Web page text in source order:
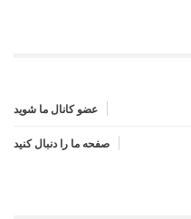
عضو کانال ما شوید
صفحه ما را دنبال کنید